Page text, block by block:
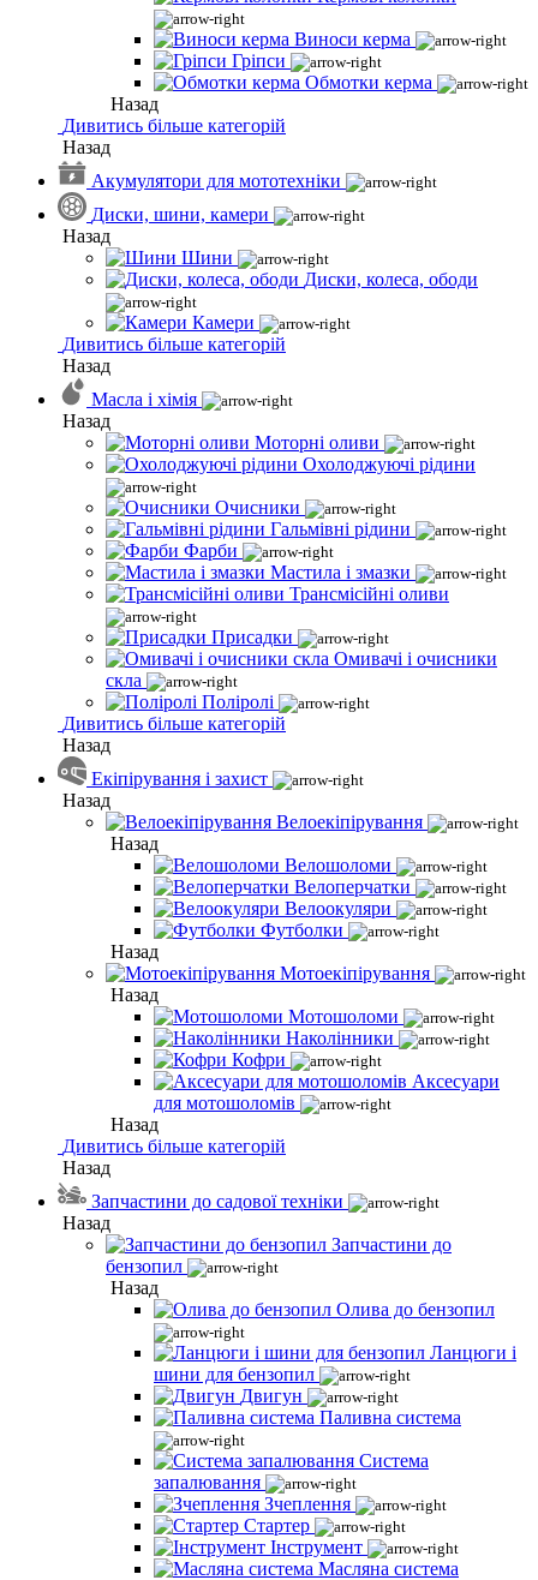
Виноси керма
Гріпси
Обмотки керма
Назад
Дивитись більше категорій
Назад
Акумулятори для мототехніки
Диски, шини, камери
Назад
Шини
Диски, колеса, ободи
Камери
Дивитись більше категорій
Назад
Масла і хімія
Назад
Моторні оливи
Охолоджуючі рідини
Очисники
Гальмівні рідини
Фарби
Мастила і змазки
Трансмісійні оливи
Присадки
Омивачі і очисники
скла
Поліролі
Дивитись більше категорій
Назад
Екіпірування і захист
Назад
Велоекіпірування
Назад
Велошоломи
Велоперчатки
Велоокуляри
Футболки
Назад
Мотоекіпірування
Назад
Мотошоломи
Наколінники
Кофри
Аксесуари
для мотошоломів
Назад
Дивитись більше категорій
Назад
Запчастини до садової техніки
Назад
Запчастини до
бензопил
Назад
Олива до бензопил
Ланцюги і
шини для бензопил
Двигун
Паливна система
Система
запалювання
Зчеплення
Стартер
Інструмент
Масляна система